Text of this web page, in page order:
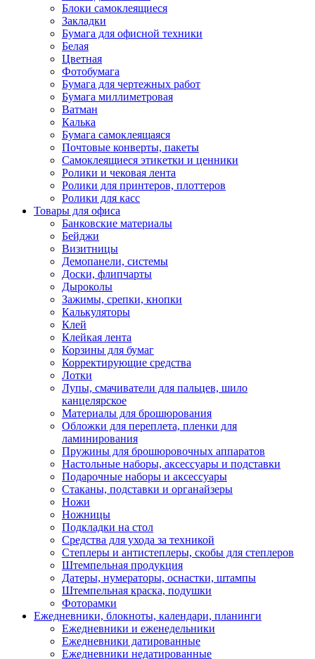
Блоки самоклеящиеся
Закладки
Бумага для офисной техники
Белая
Цветная
Фотобумага
Бумага для чертежных работ
Бумага миллиметровая
Ватман
Калька
Бумага самоклеящаяся
Почтовые конверты, пакеты
Самоклеящиеся этикетки и ценники
Ролики и чековая лента
Ролики для принтеров, плоттеров
Ролики для касс
Товары для офиса
Банковские материалы
Бейджи
Визитницы
Демопанели, системы
Доски, флипчарты
Дыроколы
Зажимы, срепки, кнопки
Калькуляторы
Клей
Клейкая лента
Корзины для бумаг
Корректирующие средства
Лотки
Лупы, смачиватели для пальцев, шило
канцелярское
Материалы для брошюрования
Обложки для переплета, пленки для
ламинирования
Пружины для брошюровочных аппаратов
Настольные наборы, аксессуары и подставки
Подарочные наборы и аксессуары
Стаканы, подставки и органайзеры
Ножи
Ножницы
Подкладки на стол
Средства для ухода за техникой
Степлеры и антистеплеры, скобы для степлеров
Штемпельная продукция
Датеры, нумераторы, оснастки, штампы
Штемпельная краска, подушки
Фоторамки
Ежедневники, блокноты, календари, планинги
Ежедневники и еженедельники
Ежедневники датированные
Ежедневники недатированные